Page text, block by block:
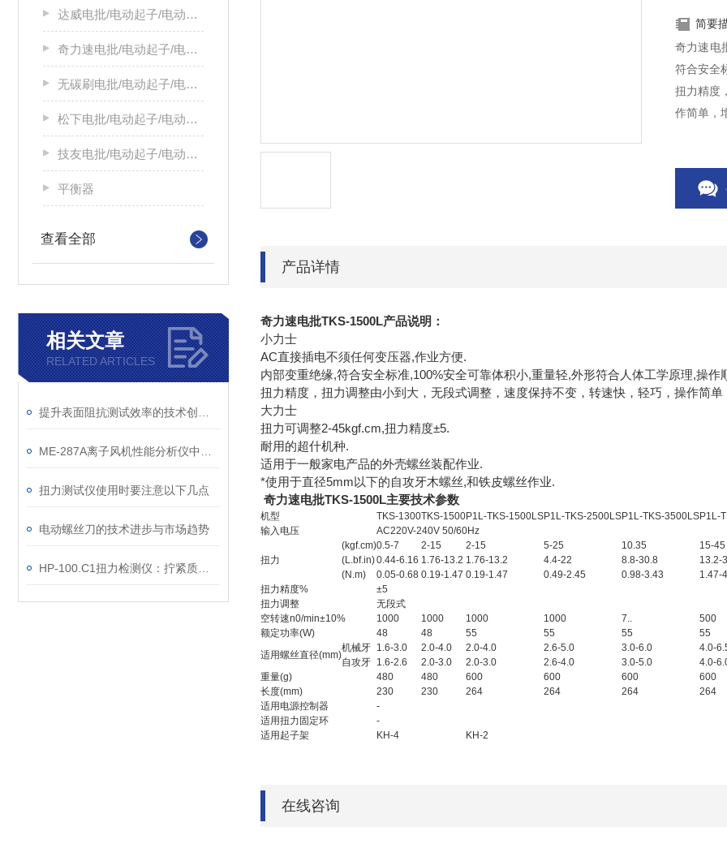
达威电批/电动起子/电动螺丝刀
奇力速电批/电动起子/电动螺丝刀
无碳刷电批/电动起子/电动螺丝刀
松下电批/电动起子/电动螺丝刀
技友电批/电动起子/电动螺丝刀
平衡器
查看全部
相关文章
RELATED ARTICLES
扭力测试仪使用时要注意以下几点
电动螺丝刀的技术进步与市场趋势
简要
奇力速电
符合安全
扭力精度
作简单，
产品详情
奇力速电批TKS-1500L产品说明：
小力士
AC直接插电不须任何变压器,作业方便.
内部变重绝缘,符合安全标准,100%安全可靠体积小,重量轻,外形符合人体工学原理,操作
扭力精度，扭力调整由小到大，无段式调整，速度保持不变，转速快，轻巧，操作简
大力士
扭力可调整2-45kgf.cm,扭力精度±5.
耐用的超什机种.
适用于一般家电产品的外壳螺丝装配作业.
*使用于直径5mm以下的自攻牙木螺丝,和铁皮螺丝作业.
奇力速电批TKS-1500L主要技术参数
机型 TKS-1300TKS-1500P1L-TKS-1500LSP1L-TKS-2500LSP1L-TKS-3500LSP1L-
输入电压
AC220V-240V 50/60Hz
扭力
(kgf.cm)0.5-7 2-15 2-15 5-25 10.35
15-45
(L.bf.in)0.44-6.16 1.76-13.2 1.76-13.2 4.4-22 8.8-30.8
13.2-
(N.m)
0.05-0.68 0.19-1.47 0.19-1.47 0.49-2.45 0.98-3.43
1.47-
扭力精度%
±5
扭力调整
无段式
空转速n0/min±10%
1000 1000 1000 1000 7..
500
额定功率(W)
48 48 55 55 55
55
适用螺丝直径(mm)
机械牙 1.6-3.0 2.0-4.0 2.0-4.0 2.6-5.0 3.0-6.0
4.0-
自攻牙 1.6-2.6 2.0-3.0 2.0-3.0 2.6-4.0 3.0-5.0
4.0-
重量(g)
480 480 600 600 600
600
长度(mm)
230 230 264 264 264
264
适用电源控制器
-
适用扭力固定环
-
适用起子架
KH-4 KH-2
在线咨询